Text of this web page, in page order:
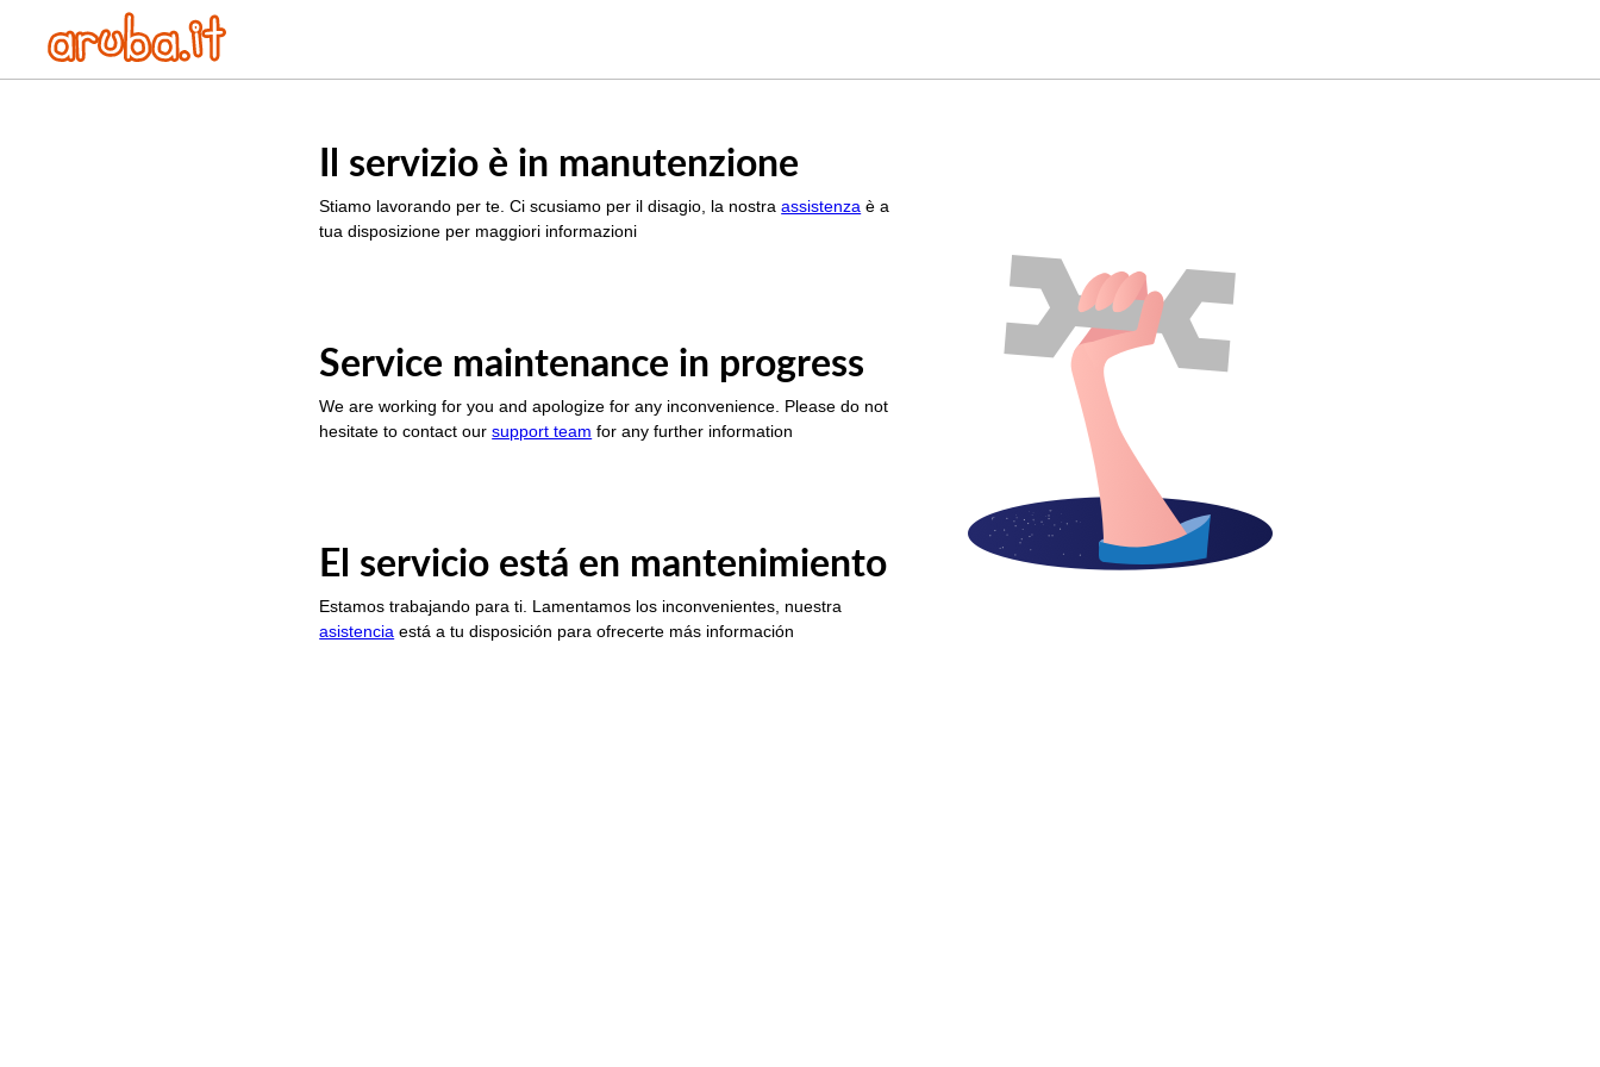
Il servizio è in manutenzione
Stiamo lavorando per te. Ci scusiamo per il disagio, la nostraassistenza è a
tua disposizione per maggiori informazioni
Service maintenance in progress
We are working for you and apologize for any inconvenience. Please do not
hesitate to contact oursupport team for any further information
El servicio está en mantenimiento
Estamos trabajando para ti. Lamentamos los inconvenientes, nuestra
asistencia está a tu disposición para ofrecerte más información